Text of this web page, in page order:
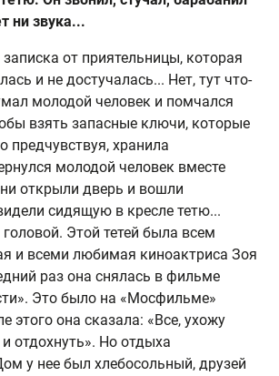
ни звука...
от приятельницы, которая
и не достучалась... Нет, тут что-
молодой человек и помчался
взять запасные ключи, которые
предчувствуя, хранила
молодой человек вместе
открыли дверь и вошли
сидящую в кресле тетю...
Этой тетей была всем
и всеми любимая киноактриса Зоя
раз она снялась в фильме
Это было на «Мосфильме»
этого она сказала: «Все, ухожу
отдохнуть». Но отдыха
у нее был хлебосольный, друзей